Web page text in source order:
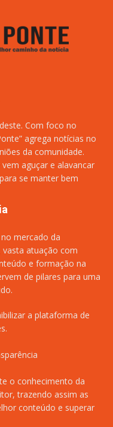
Com foco no
agrega notícias no
da comunidade.
aguçar e alavancar
se manter bem
mercado da
atuação com
e formação na
de pilares para uma
a plataforma de
o conhecimento da
trazendo assim as
conteúdo e superar